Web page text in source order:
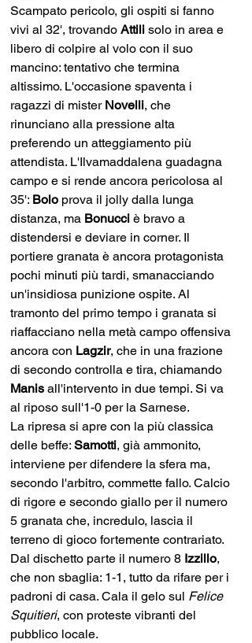
Scampato pericolo, gli ospiti si fanno
vivi al 32', trovando Attili solo in area e
libero di colpire al volo con il suo
mancino: tentativo che termina
altissimo. L'occasione spaventa i
ragazzi di mister Novelli, che
rinunciano alla pressione alta
preferendo un atteggiamento più
attendista. L'Ilvamaddalena guadagna
campo e si rende ancora pericolosa al
35': Bolo prova il jolly dalla lunga
distanza, ma Bonucci è bravo a
distendersi e deviare in corner. Il
portiere granata è ancora protagonista
pochi minuti più tardi, smanacciando
un'insidiosa punizione ospite. Al
tramonto del primo tempo i granata si
riaffacciano nella metà campo offensiva
ancora con Lagzir, che in una frazione
di secondo controlla e tira, chiamando
Manis all'intervento in due tempi. Si va
al riposo sull'1-0 per la Sarnese.
La ripresa si apre con la più classica
delle beffe: Samotti, già ammonito,
interviene per difendere la sfera ma,
secondo l'arbitro, commette fallo. Calcio
di rigore e secondo giallo per il numero
5 granata che, incredulo, lascia il
terreno di gioco fortemente contrariato.
Dal dischetto parte il numero 8 Izzillo,
che non sbaglia: 1-1, tutto da rifare per i
padroni di casa. Cala il gelo sul Felice
Squitieri, con proteste vibranti del
pubblico locale.